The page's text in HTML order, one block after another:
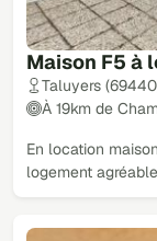
Maison F5 à
Taluyers
À 19km de
En location
logement